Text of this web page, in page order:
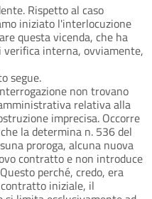
Rispetto al caso
iniziato l'interlocuzione
questa vicenda, che ha
interna, ovviamente,
segue.
non trovano
relativa alla
imprecisa. Occorre
la determina n. 536 del
proroga, alcuna nuova
contratto e non introduce
perché, credo, era
iniziale, il